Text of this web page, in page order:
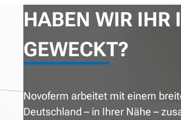
HABEN WIR IHR
GEWECKT?
Novoferm arbeitet mit einem
Deutschland – in Ihrer Nähe –